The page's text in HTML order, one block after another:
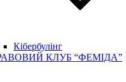
Кібербулінг
КЛУБ “ФЕМІДА”